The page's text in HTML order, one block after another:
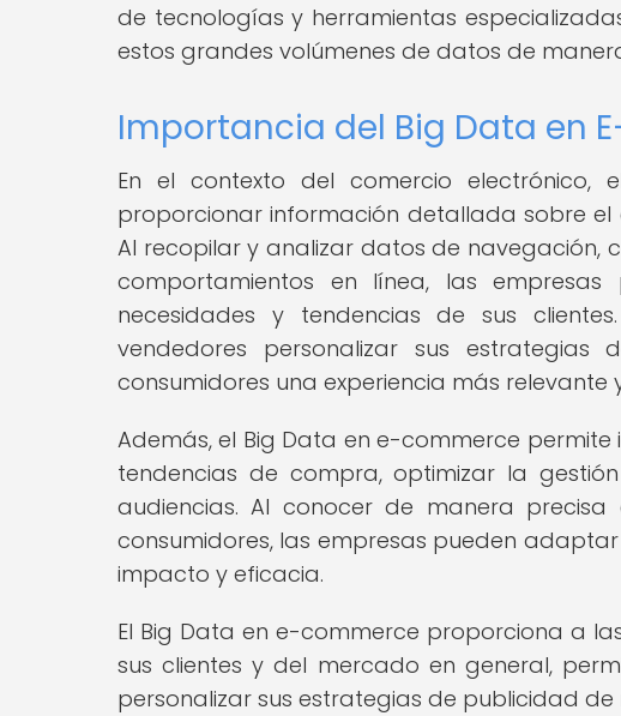
de tecnologías y herramientas
estos grandes volúmenes de datos de
Importancia del Big Data en
En el contexto del comercio
proporcionar información detallada sobre
Al recopilar y analizar datos de navegación,
comportamientos en línea, las
necesidades y tendencias de sus
vendedores personalizar sus
consumidores una experiencia más relevante
Además, el Big Data en e-commerce
tendencias de compra, optimizar la
audiencias. Al conocer de manera
consumidores, las empresas pueden
impacto y eficacia.
El Big Data en e-commerce proporciona a
sus clientes y del mercado en general,
personalizar sus estrategias de publicidad